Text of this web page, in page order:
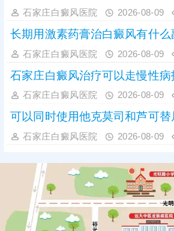
石家庄白癜风医院 2026-08-09
长期用激素药膏治白癜风有什么
石家庄白癜风医院 2026-08-09
石家庄白癜风治疗可以走慢性病
石家庄白癜风医院 2026-08-09
可以同时使用他克莫司和芦可
石家庄白癜风医院 2026-08-09